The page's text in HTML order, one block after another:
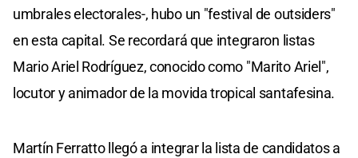
umbrales electorales-, hubo un "festival de outsiders"
en esta capital. Se recordará que integraron listas
Mario Ariel Rodríguez, conocido como "Marito Ariel",
locutor y animador de la movida tropical santafesina.
Martín Ferratto llegó a integrar la lista de candidatos a